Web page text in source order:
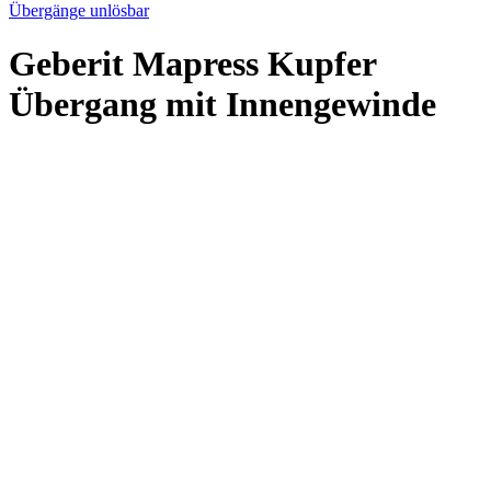
Übergänge unlösbar
Geberit Mapress Kupfer
Übergang mit Innengewinde